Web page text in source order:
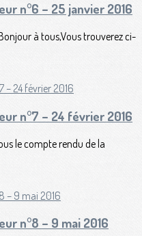
n°6 – 25 janvier 2016
à tous,Vous trouverez ci-
n°7 – 24 février 2016
le compte rendu de la
n°8 – 9 mai 2016